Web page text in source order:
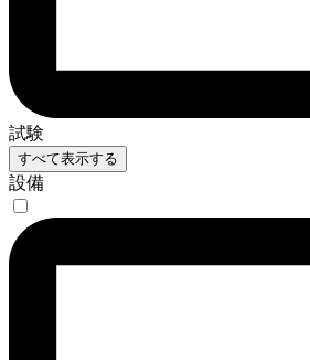
試験
すべて表示する
設備